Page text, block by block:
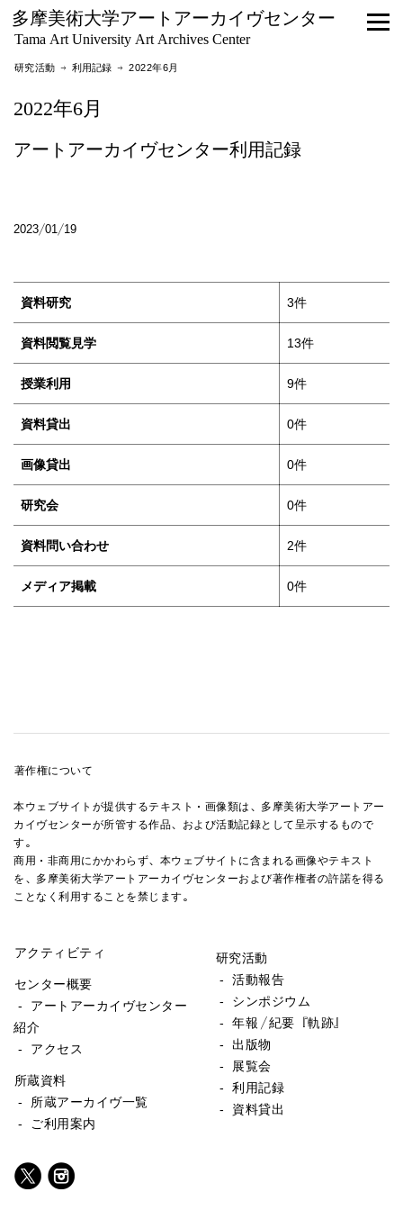
多摩美術大学アートアーカイヴセンター
Tama Art University Art Archives Center
研究活動 →利用記録 → 2022年6月
2022年6月
アートアーカイヴセンター利用記録
2023/01/19
資料研究 3件
資料閲覧見学 13件
授業利用 9件
資料貸出 0件
画像貸出 0件
研究会 0件
資料問い合わせ 2件
メディア掲載 0件
著作権について
本ウェブサイトが提供するテキスト・画像類は、多摩美術大学アートアー
カイヴセンターが所管する作品、および活動記録として呈示するもので
す。
商用・非商用にかかわらず、本ウェブサイトに含まれる画像やテキスト
を、多摩美術大学アートアーカイヴセンターおよび著作権者の許諾を得る
ことなく利用することを禁じます。
アクティビティ
センター概要
- アートアーカイヴセンター
紹介
- アクセス
所蔵資料
- 所蔵アーカイヴ一覧
- ご利用案内
研究活動
- 活動報告
- シンポジウム
- 年報／紀要『軌跡』
- 出版物
- 展覧会
- 利用記録
- 資料貸出